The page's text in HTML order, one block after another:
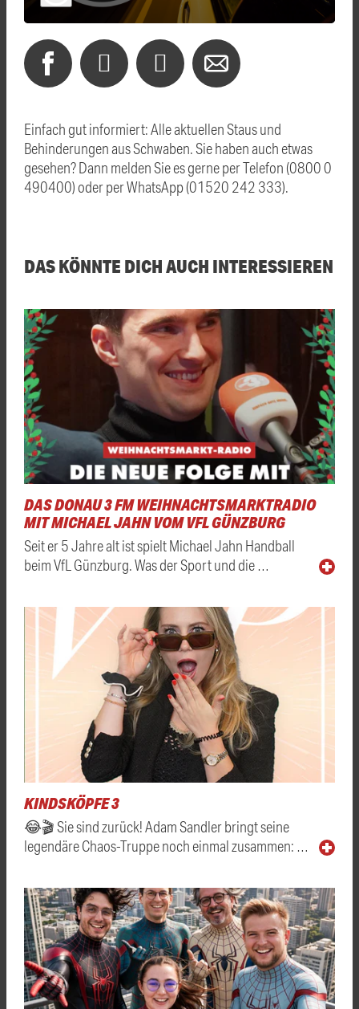
Einfach gut informiert: Alle aktuellen Staus und
Behinderungen aus Schwaben. Sie haben auch etwas
gesehen? Dann melden Sie es gerne per Telefon (0800 0
490400) oder per WhatsApp (01520 242 333).
DAS KÖNNTE DICH AUCH INTERESSIEREN
DAS DONAU 3 FM WEIHNACHTSMARKTRADIO
MIT MICHAEL JAHN VOM VFL GÜNZBURG
Seit er 5 Jahre alt ist spielt Michael Jahn Handball
beim VfL Günzburg. Was der Sport und die …
KINDSKÖPFE 3
😂🎬 Sie sind zurück! Adam Sandler bringt seine
legendäre Chaos-Truppe noch einmal zusammen: …